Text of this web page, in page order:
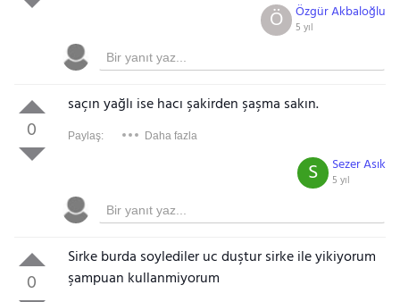
Özgür Akbaloğlu
5 yıl
Ö
0
saçın yağlı ise hacı şakirden şaşma sakın.
Paylaş: Daha fazla
Sezer Asık
5 yıl
S
0
Sirke burda soylediler uc duştur sirke ile yikiyorum
şampuan kullanmiyorum